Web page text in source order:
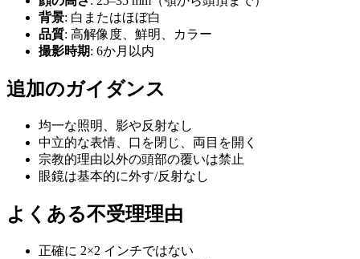
背景: 白またはほぼ白
品質: 高解像度、鮮明、カラー
撮影時期: 6か月以内
追加のガイダンス
均一な照明、影や反射なし
中立的な表情、口を閉じ、両目を開く
宗教的理由以外の頭部の覆いは禁止
眼鏡は基本的に外す/反射なし
よくある不受理理由
正確に 2×2 インチではない